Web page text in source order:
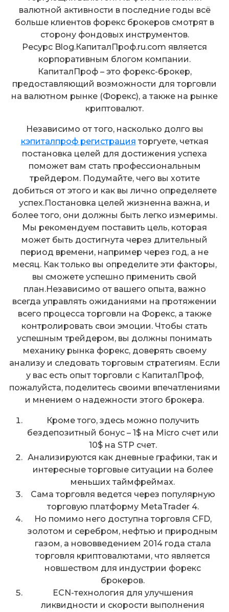
валютной активности в последние годы всё
больше клиентов форекс брокеров смотрят в
сторону фондовых инструментов.
Ресурс Blog.КапиталПроф.ru.com является
корпоративным блогом компании.
КапиталПроф – это форекс-брокер,
предоставляющий возможности для торговли
на валютном рынке (Форекс), а также на рынке
криптовалют.
Независимо от того, насколько долго вы
кэпиталпроф регистрация торгуете, четкая
постановка целей для достижения успеха
поможет вам стать профессиональным
трейдером. Подумайте, чего вы хотите
добиться от этого и как вы лично определяете
успех.Постановка целей жизненна важна, и
более того, они должны быть легко измеримы.
Мы рекомендуем поставить цель, которая
может быть достигнута через длительный
период времени, например через год, а не
месяц. Как только вы определите эти факторы,
вы сможете успешно применить свой
план.Независимо от вашего опыта, важно
всегда управлять ожиданиями на протяжении
всего процесса торговли на Форекс, а также
контролировать свои эмоции. Чтобы стать
успешным трейдером, вы должны понимать
механику рынка форекс, доверять своему
анализу и следовать торговым стратегиям. Если
у вас есть опыт торговли с КапиталПроф,
пожалуйста, поделитесь своими впечатлениями
и мнением о надежности этого брокера.
Кроме того, здесь можно получить
бездепозитный бонус – 1$ на Micro счет или
10$ на STP счет.
Анализируются как дневные графики, так и
интересные торговые ситуации на более
меньших таймфреймах.
Сама торговля ведется через популярную
торговую платформу MetaTrader 4.
Но помимо него доступна торговля CFD,
золотом и серебром, нефтью и природным
газом, а нововведением 2014 года стала
торговля криптовалютами, что является
новшеством для индустрии форекс
брокеров.
ECN-технология для улучшения
ликвидности и скорости выполнения